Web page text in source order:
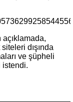
açıklamada,
dışında
ve şüpheli
istendi.